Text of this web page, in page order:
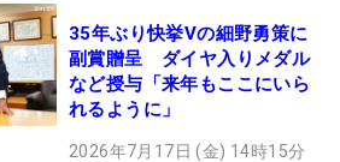
35年ぶり快挙Vの細野勇策に
副賞贈呈 ダイヤ入りメダル
など授与「来年もここにいら
れるように」
2026年7月17日 (金) 14時15分